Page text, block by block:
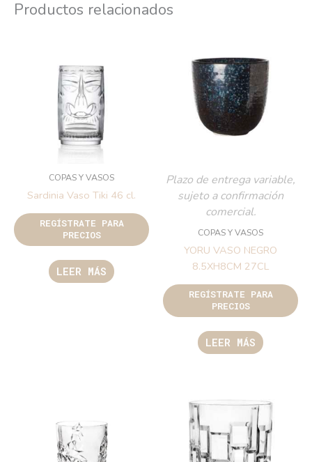
Productos relacionados
COPAS Y VASOS
Sardinia Vaso Tiki 46 cl.
REGÍSTRATE PARA
PRECIOS
LEER MÁS
Plazo de entrega variable,
sujeto a confirmación
comercial.
COPAS Y VASOS
YORU VASO NEGRO
8.5XH8CM 27CL
REGÍSTRATE PARA
PRECIOS
LEER MÁS